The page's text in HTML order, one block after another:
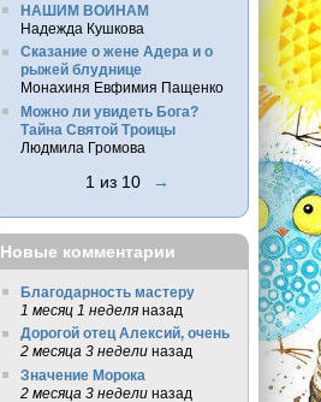
НАШИМ ВОИНАМ
Надежда Кушкова
Сказание о жене Адера и о
рыжей блуднице
Монахиня Евфимия Пащенко
Можно ли увидеть Бога?
Тайна Святой Троицы
Людмила Громова
1 из 10 →
Новые комментарии
Благодарность мастеру
1 месяц 1 неделяназад
Дорогой отец Алексий, очень
2 месяца 3 неделиназад
Значение Морока
2 месяца 3 неделиназад